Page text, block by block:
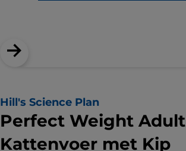
Hill's Science Plan
Perfect Weight Adult
Kattenvoer met Kip